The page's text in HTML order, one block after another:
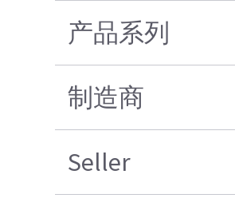
产品系列
制造商
Seller